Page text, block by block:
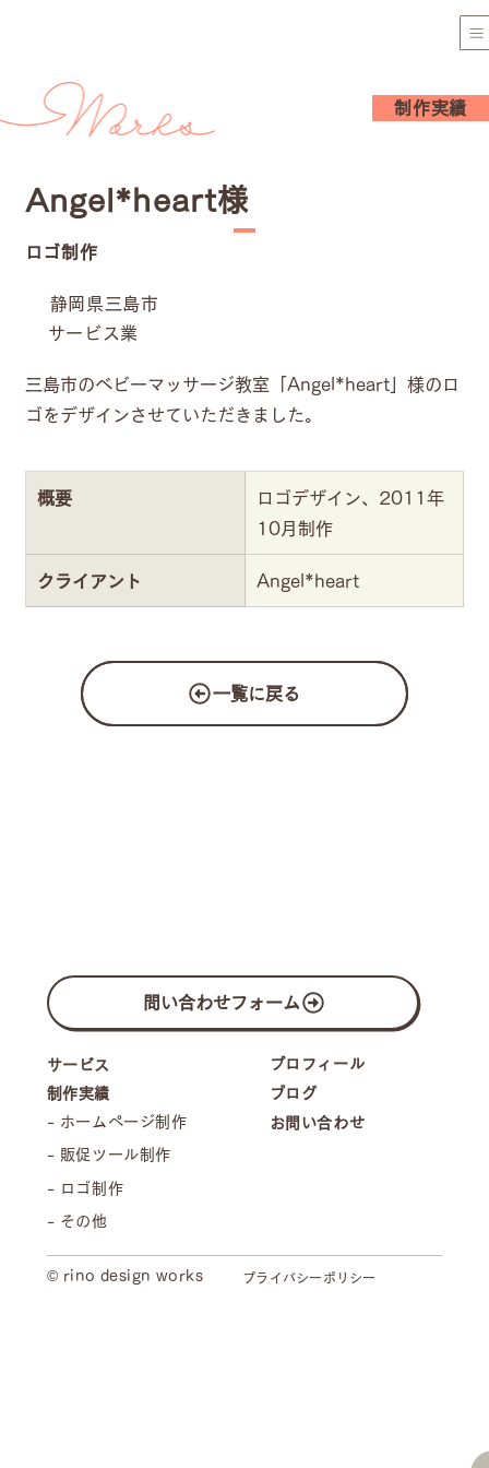
制作実績
Angel*heart様
ロゴ制作
静岡県三島市
サービス業
三島市のベビーマッサージ教室「Angel*heart」様のロ
ゴをデザインさせていただきました。
概要
ロゴデザイン、2011年
10月制作
クライアント Angel*heart
一覧に戻る
問い合わせフォーム
© rino design works
サービス
制作実績
- ホームページ制作
- 販促ツール制作
- ロゴ制作
- その他
プロフィール
ブログ
お問い合わせ
プライバシーポリシー